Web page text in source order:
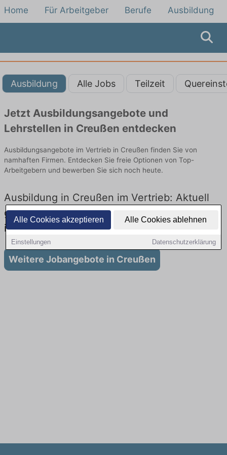
Alle Cookies akzeptieren Alle Cookies ablehnen
Einstellungen Datenschutzerklärung
Home Für Arbeitgeber Berufe Ausbildung
Ausbildung Alle Jobs Teilzeit
Jetzt Ausbildungsangebote und
Lehrstellen in Creußen entdecken
Ausbildungsangebote im Vertrieb in Creußen finden Sie von
namhaften Firmen. Entdecken Sie freie Optionen von Top-
Arbeitgebern und bewerben Sie sich noch heute.
Ausbildung in Creußen im Vertrieb: Aktuell
gibt es keine Stellenangebote für Ausbildung
in Creußen
Weitere Jobangebote in Creußen